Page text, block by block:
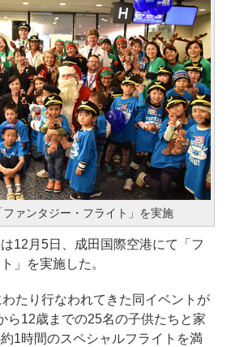
ァンタジー・フライト」を実施
12月5日、成田国際空港にて「フ
」を実施した。
たり行なわれてきた同イベントが
ら12歳までの25名の子供たちと家
1時間のスペシャルフライトを満